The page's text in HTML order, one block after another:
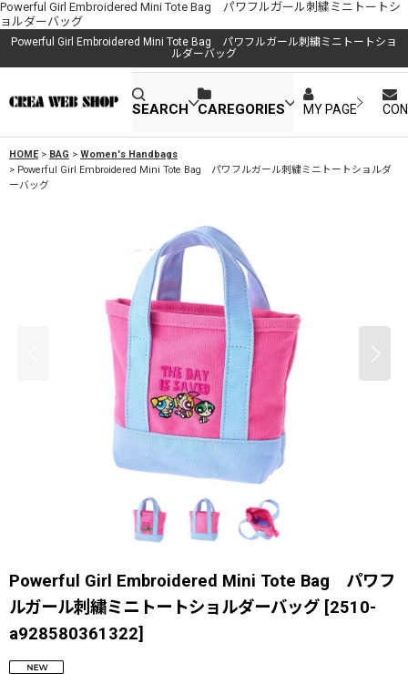
Powerful Girl Embroidered Mini Tote Bag パワフルガール刺繍ミニトートシ
ョルダーバッグ
Powerful Girl Embroidered Mini Tote Bag パワフルガール刺繍ミニトートショ
ルダーバッグ
SEARCH CAREGORIES MY PAGE
HOME > BAG > Women's Handbags
> Powerful Girl Embroidered Mini Tote Bag パワフルガール刺繍ミニトートショルダ
ーバッグ
Powerful Girl Embroidered Mini Tote Bag パワフ
ルガール刺繍ミニトートショルダーバッグ [2510-
a928580361322]